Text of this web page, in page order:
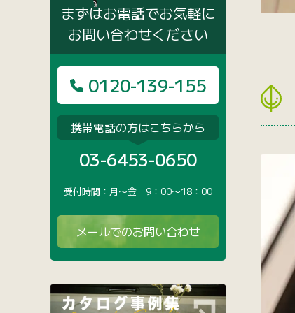
まずはお電話でお気軽に
お問い合わせください
0120-139-155
携帯電話の方はこちらから
03-6453-0650
受付時間：月〜金 9：00〜18：00
メールでのお問い合わせ